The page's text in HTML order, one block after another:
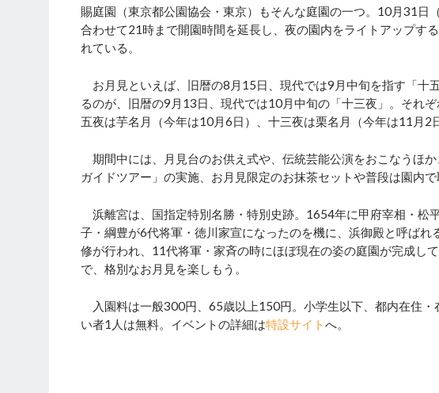
賜庭園（東京都公園協会・東京）もそんな庭園の一つ。10月31日
合わせて21時まで開園時間を延長し、夜の園内をライトアップす
れている。
お月見といえば、旧暦の8月15日、現代では9月中旬を指す「十
るのが、旧暦の9月13日、現代では10月中旬の「十三夜」。それ
五夜は芋名月（今年は10月6日）、十三夜は栗名月（今年は11月2
期間中には、月見台のお供え式や、伝統芸能公演をおこなうほ
ガイドツアー」の実施、お月見限定のお抹茶セットや普段は園内
浜離宮は、国指定特別名勝・特別史跡。1654年に甲府宰相・松
子・綱豊が6代将軍・徳川家宣になったのを機に、浜御殿と呼ば
修が行われ、11代将軍・家斉の時にほぼ現在の姿の庭園が完成し
で、格別なお月見を楽しもう。
入園料は一般300円、65歳以上150円。小学生以下、都内在住・
い者1人は無料。イベントの詳細は特設サイトへ。